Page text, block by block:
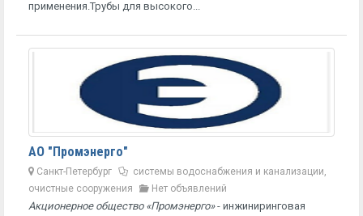
применения.Трубы для высокого...
АО "Промэнерго"
Санкт-Петербург
системы водоснабжения и канализации,
очистные сооружения
Нет объявлений
Акционерное общество «Промэнерго»- инжиниринговая